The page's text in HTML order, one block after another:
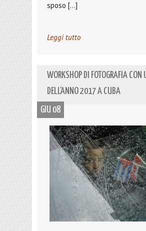
sposo […]
Leggi tutto
WORKSHOP DI FOTOGRAFIA CON
DELL’ANNO 2017 A CUBA
GIU 08